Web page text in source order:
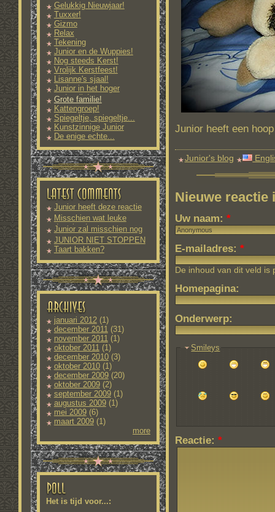
Gelukkig Nieuwjaar!
Tuxxer!
Gizmo
Relax
Tekening
Junior en de Wuppies!
Nog steeds Kerst!
Vrolijk Kerstfeest!
Lisanne's sjaal!
Junior in het hoger
onderwijs!
Grote familie!
Kattengroep!
Spiegeltje, spiegeltje...
Kunstzinnige Junior
De enige echte...
Junior heeft deze reactie
nog
Misschien wat leuke
downloads
Junior zal misschien nog
meer
JUNIOR NIET STOPPEN
Taart bakken?
januari 2012(1)
december 2011(31)
november 2011(1)
oktober 2011(1)
december 2010(3)
oktober 2010(1)
december 2009(20)
oktober 2009(2)
september 2009(1)
augustus 2009(1)
mei 2009(6)
maart 2009(1)
more
Het is tijd voor...:
Junior heeft een
Junior's blog
Nieuwe reactie
Uw naam: *
E-mailadres: *
De inhoud van dit veld is
Homepagina:
Onderwerp:
Smileys
Reactie: *